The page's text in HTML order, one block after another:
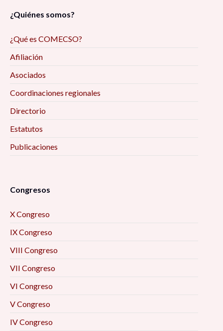
¿Quiénes somos?
¿Qué es COMECSO?
Afiliación
Asociados
Coordinaciones regionales
Directorio
Estatutos
Publicaciones
Congresos
X Congreso
IX Congreso
VIII Congreso
VII Congreso
VI Congreso
V Congreso
IV Congreso